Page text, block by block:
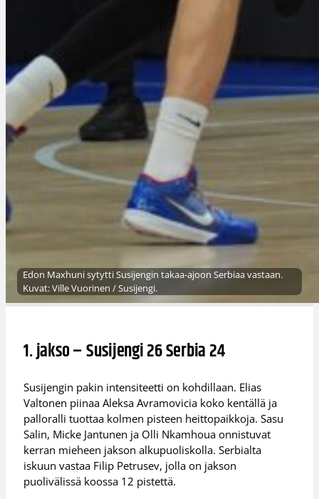
Edon Maxhuni sytytti Susijengin takaa-ajoon Serbiaa vastaan.
Kuvat: Ville Vuorinen / Susijengi.
1. jakso – Susijengi 26 Serbia 24
Susijengin pakin intensiteetti on kohdillaan. Elias
Valtonen piinaa Aleksa Avramovicia koko kentällä ja
palloralli tuottaa kolmen pisteen heittopaikkoja. Sasu
Salin, Micke Jantunen ja Olli Nkamhoua onnistuvat
kerran mieheen jakson alkupuoliskolla. Serbialta
iskuun vastaa Filip Petrusev, jolla on jakson
puolivälissä koossa 12 pistettä.